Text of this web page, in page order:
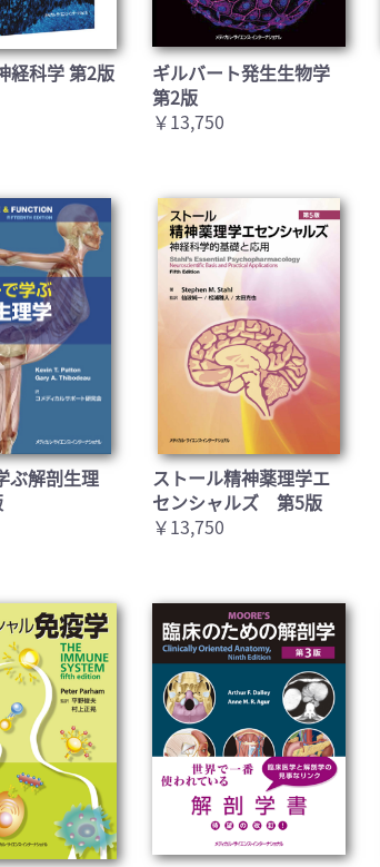
お買い物を続ける カートへ進む
経科学 第2版
ギルバート発生生物学
第2版
￥13,750
ぶ解剖生理
ストール精神薬理学エ
センシャルズ 第5版
￥13,750